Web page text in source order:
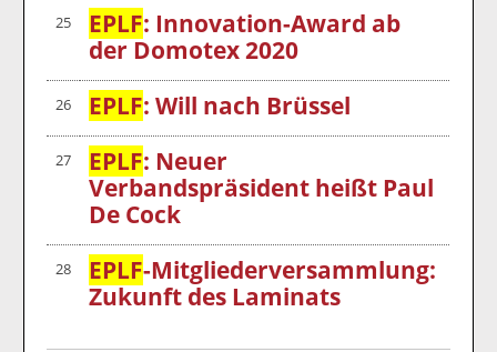
25 EPLF: Innovation-Award ab
der Domotex 2020
26 EPLF: Will nach Brüssel
27 EPLF: Neuer
Verbandspräsident heißt Paul
De Cock
28 EPLF-Mitgliederversammlung:
Zukunft des Laminats